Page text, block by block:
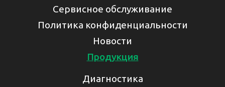
Сервисное обслуживание
Политика конфиденциальности
Новости
Продукция
Диагностика